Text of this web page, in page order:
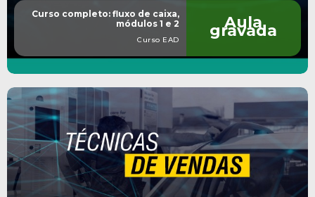
Curso completo: fluxo de caixa,
módulos 1 e 2
Curso EAD
Aula
gravada